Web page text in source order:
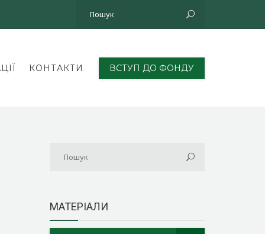
КОНТАКТИ ВСТУП ДО ФОНДУ
МАТЕРІАЛИ